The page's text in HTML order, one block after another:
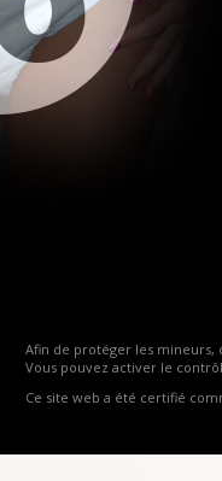
Afin de protéger les mineurs,
Vous pouvez activer le
Ce site web a été certifié
Nom d'utilisateur
Mot de passe